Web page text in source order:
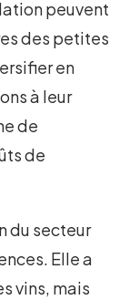
peuvent
des petites
en
à leur
de
de
du secteur
Elle a
vins, mais